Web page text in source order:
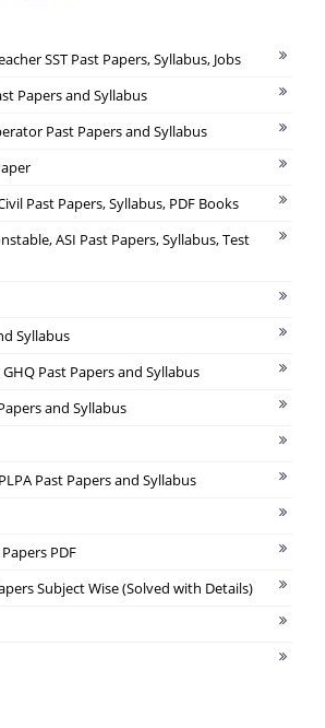
SST Past Papers, Syllabus, Jobs
Papers and Syllabus
Past Papers and Syllabus
Past Papers, Syllabus, PDF Books
ASI Past Papers, Syllabus, Test
Syllabus
Past Papers and Syllabus
and Syllabus
Past Papers and Syllabus
PDF
Subject Wise (Solved with Details)